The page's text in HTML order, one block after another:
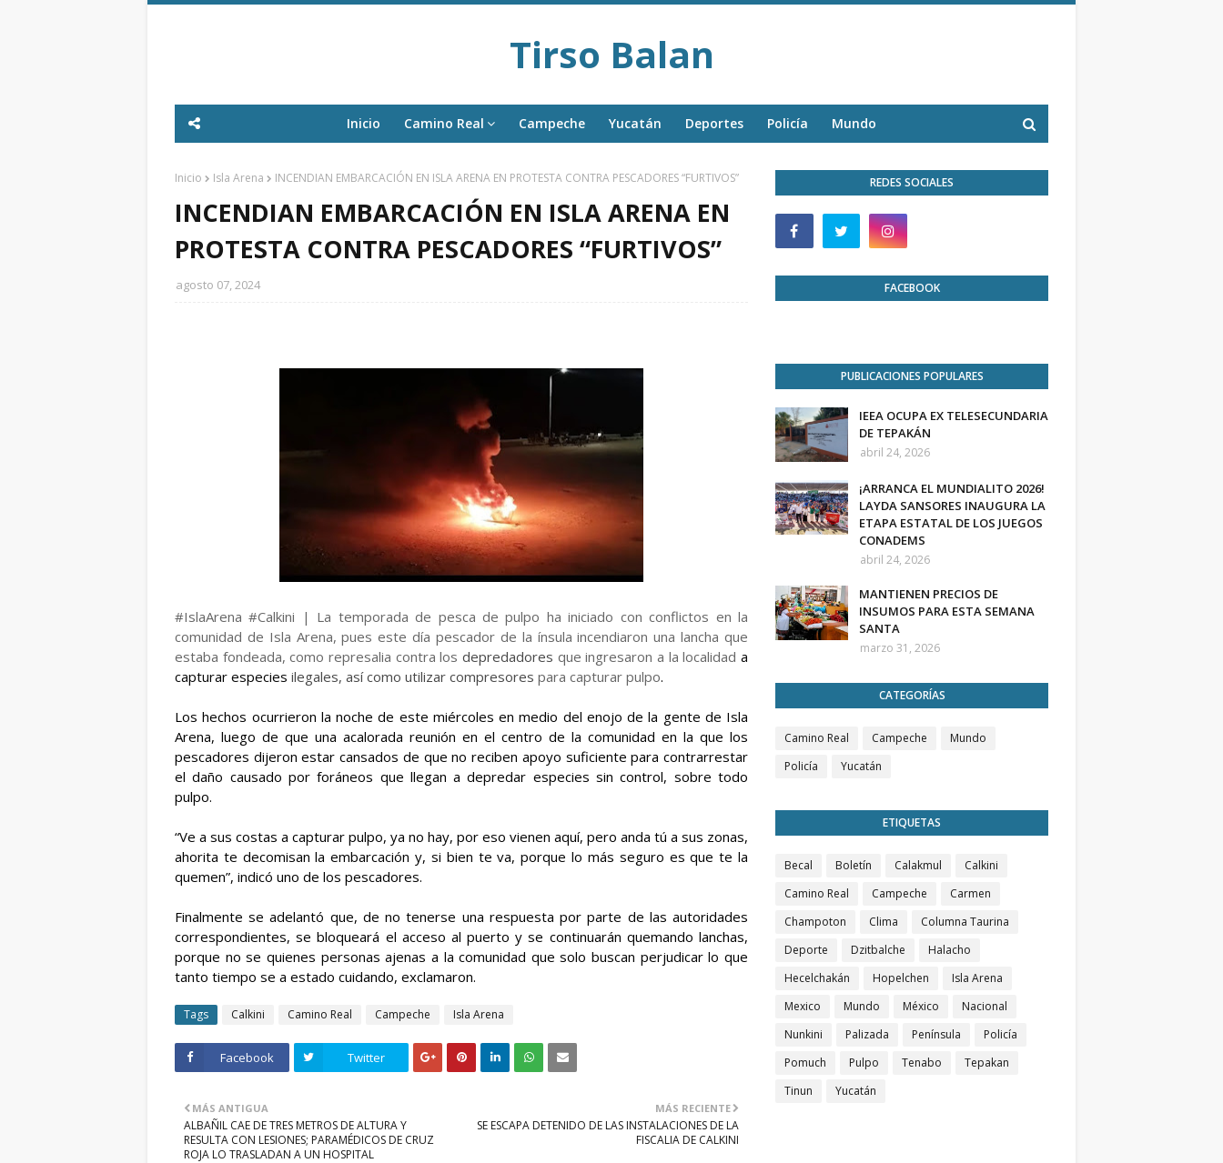
Tirso Balan
Inicio Camino Real Campeche Yucatán Deportes Policía Mundo
Inicio Isla Arena INCENDIAN EMBARCACIÓN EN ISLA ARENA EN PROTESTA CONTRA PESCADORES “FURTIVOS”
INCENDIAN EMBARCACIÓN EN ISLA ARENA EN
PROTESTA CONTRA PESCADORES “FURTIVOS”
agosto 07, 2024
#IslaArena #Calkini | La temporada de pesca de pulpo ha iniciado con conflictos en la
comunidad de Isla Arena, pues este día pescador de la ínsula incendiaron una lancha que
estaba fondeada, como represalia contra los depredadores que ingresaron a la localidad a
capturar especies ilegales, así como utilizar compresores para capturar pulpo.
Los hechos ocurrieron la noche de este miércoles en medio del enojo de la gente de Isla
Arena, luego de que una acalorada reunión en el centro de la comunidad en la que los
pescadores dijeron estar cansados de que no reciben apoyo suficiente para contrarrestar
el daño causado por foráneos que llegan a depredar especies sin control, sobre todo
pulpo.
“Ve a sus costas a capturar pulpo, ya no hay, por eso vienen aquí, pero anda tú a sus zonas,
ahorita te decomisan la embarcación y, si bien te va, porque lo más seguro es que te la
quemen”, indicó uno de los pescadores.
Finalmente se adelantó que, de no tenerse una respuesta por parte de las autoridades
correspondientes, se bloqueará el acceso al puerto y se continuarán quemando lanchas,
porque no se quienes personas ajenas a la comunidad que solo buscan perjudicar lo que
tanto tiempo se a estado cuidando, exclamaron.
Tags Calkini Camino Real Campeche Isla Arena
Facebook Twitter
MÁS RECIENTE
SE ESCAPA DETENIDO DE LAS INSTALACIONES DE LA
FISCALIA DE CALKINI
MÁS ANTIGUA
ALBAÑIL CAE DE TRES METROS DE ALTURA Y
RESULTA CON LESIONES; PARAMÉDICOS DE CRUZ
ROJA LO TRASLADAN A UN HOSPITAL
REDES SOCIALES
FACEBOOK
PUBLICACIONES POPULARES
IEEA OCUPA EX TELESECUNDARIA
DE TEPAKÁN
abril 24, 2026
¡ARRANCA EL MUNDIALITO 2026!
LAYDA SANSORES INAUGURA LA
ETAPA ESTATAL DE LOS JUEGOS
CONADEMS
abril 24, 2026
MANTIENEN PRECIOS DE
INSUMOS PARA ESTA SEMANA
SANTA
marzo 31, 2026
CATEGORÍAS
Camino Real Campeche
Mundo
Policía
Yucatán
ETIQUETAS
Becal Boletín Calakmul
Calkini
Camino Real
Campeche
Carmen
Champoton
Clima
Columna Taurina
Deporte
Dzitbalche
Halacho
Hecelchakán
Hopelchen
Isla Arena
Mexico
Mundo México
Nacional
Nunkini
Palizada Península
Policía
Pomuch
Pulpo Tenabo
Tepakan
Tinun
Yucatán